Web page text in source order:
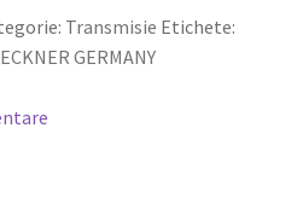
Transmisie Etichete:
GERMANY